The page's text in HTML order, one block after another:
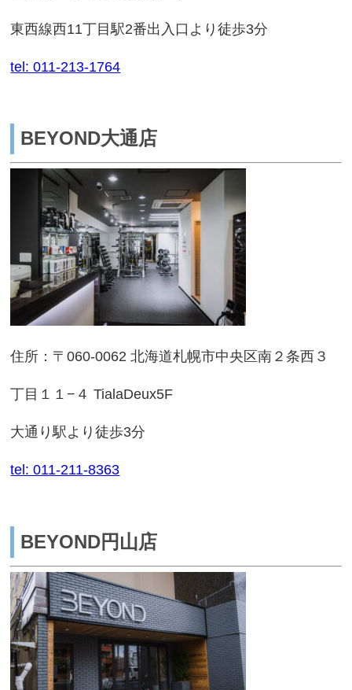
東西線西11丁目駅2番出入口より徒歩3分
tel: 011-213-1764
BEYOND大通店
住所：〒060-0062 北海道札幌市中央区南２条西３
丁目１１−４ TialaDeux5F
大通り駅より徒歩3分
tel: 011-211-8363
BEYOND円山店